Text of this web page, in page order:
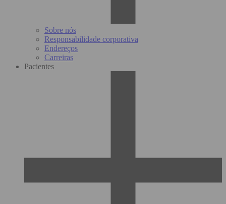
Sobre nós
Responsabilidade corporativa
Endereços
Carreiras
Pacientes